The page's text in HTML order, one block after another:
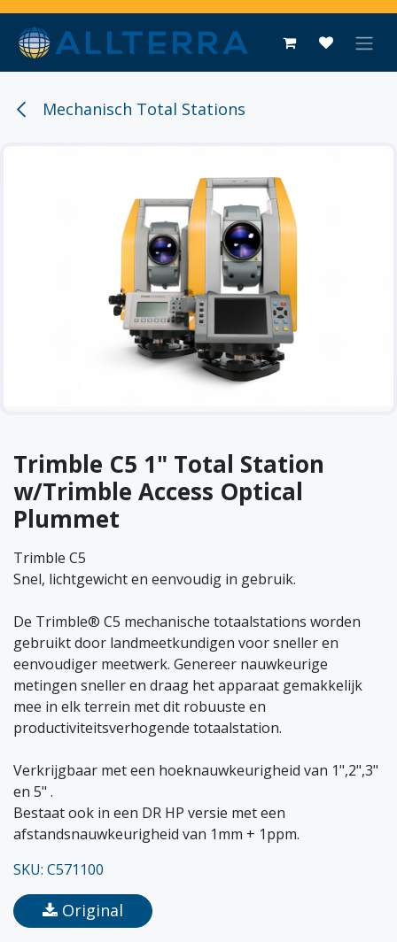
Overslaan naar inhoud
Mechanisch Total Stations
Trimble C5 1" Total Station
w/Trimble Access Optical
Plummet
Trimble C5
Snel, lichtgewicht en eenvoudig in gebruik.
De Trimble® C5 mechanische totaalstations worden
gebruikt door landmeetkundigen voor sneller en
eenvoudiger meetwerk. Genereer nauwkeurige
metingen sneller en draag het apparaat gemakkelijk
mee in elk terrein met dit robuuste en
productiviteitsverhogende totaalstation.
Verkrijgbaar met een hoeknauwkeurigheid van 1",2",3"
en 5" .
Bestaat ook in een DR HP versie met een
afstandsnauwkeurigheid van 1mm + 1ppm.
SKU: C571100
Original